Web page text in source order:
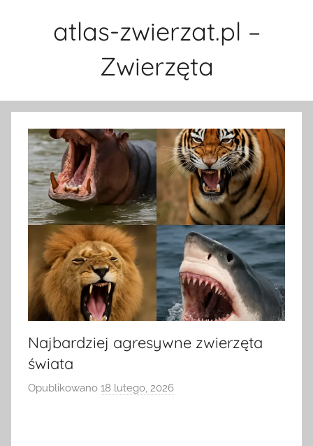
atlas-zwierzat.pl –
Zwierzęta
Najbardziej agresywne zwierzęta
świata
Opublikowano 18 lutego, 2026